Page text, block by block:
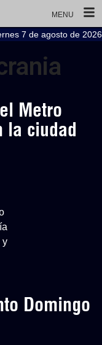
MENU
7 de agosto de 2026
Metro
la ciudad
y
Domingo